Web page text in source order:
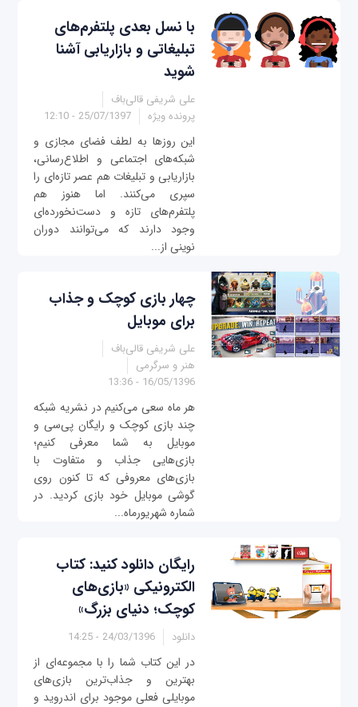
با نسل بعدی پلتفرم‌های
تبلیغاتی و بازاریابی آشنا
شوید
علی شریفی قالی‌باف
پرونده ویژه
25/07/1397 - 12:10
این روزها به لطف فضای مجازی و
شبکه‌های اجتماعی و اطلاع‌رسانی،
بازاریابی و تبلیغات هم ‌عصر تازه‌ای را
سپری می‌کنند. اما هنوز هم
پلتفرم‌های تازه و دست‌نخورده‌ای
وجود دارند که می‌توانند دوران
نوینی از...
چهار بازی کوچک و جذاب
برای موبایل
علی شریفی قالی‌باف
هنر و سرگرمی
16/05/1396 - 13:36
هر ماه سعی می‌کنیم در نشریه شبکه
چند بازی کوچک و رایگان پی‌سی و
موبایل به شما معرفی کنیم؛
بازی‌هایی جذاب و متفاوت با
بازی‌های معروفی که تا کنون روی
گوشی موبایل خود بازی کردید. در
شماره شهریورماه...
رایگان دانلود کنید: کتاب
الکترونیکی «بازی‌های
کوچک؛ دنیای بزرگ»
دانلود 24/03/1396 - 14:25
در این کتاب شما را با مجموعه‌ای از
بهترین و جذاب‌ترین بازی‌های
موبایلی فعلی موجود برای اندروید و